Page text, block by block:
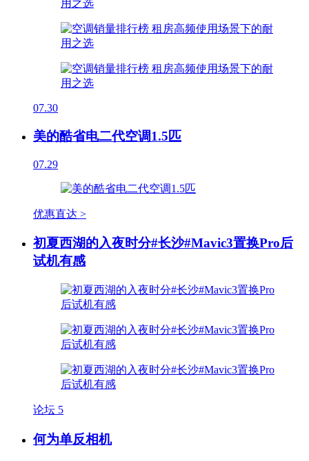
07.30
美的酷省电二代空调1.5匹
07.29
优惠直达 >
初夏西湖的入夜时分#长沙#Mavic3置换Pro后
试机有感
论坛 5
何为单反相机